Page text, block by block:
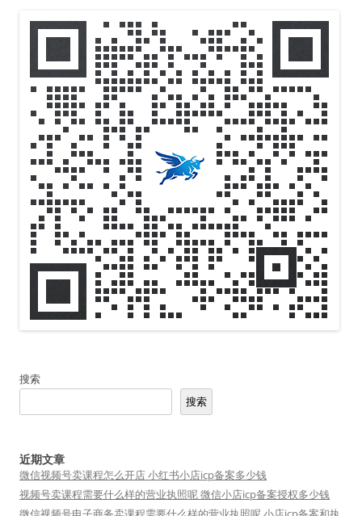
搜索
搜索
近期文章
微信视频号卖课程怎么开店 小红书小店icp备案多少钱
视频号卖课程需要什么样的营业执照呢 微信小店icp备案授权多少钱